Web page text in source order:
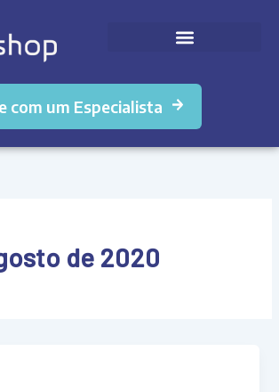
com um Especialista
de 2020